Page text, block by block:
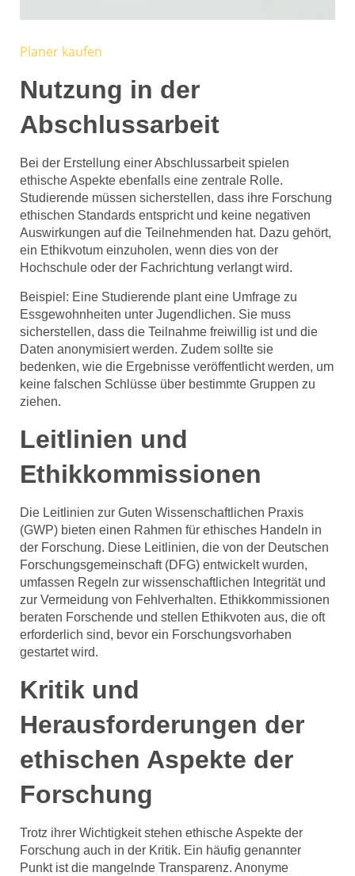
Planer kaufen
Nutzung in der
Abschlussarbeit
Bei der Erstellung einer Abschlussarbeit spielen
ethische Aspekte ebenfalls eine zentrale Rolle.
Studierende müssen sicherstellen, dass ihre Forschung
ethischen Standards entspricht und keine negativen
Auswirkungen auf die Teilnehmenden hat. Dazu gehört,
ein Ethikvotum einzuholen, wenn dies von der
Hochschule oder der Fachrichtung verlangt wird.
Beispiel: Eine Studierende plant eine Umfrage zu
Essgewohnheiten unter Jugendlichen. Sie muss
sicherstellen, dass die Teilnahme freiwillig ist und die
Daten anonymisiert werden. Zudem sollte sie
bedenken, wie die Ergebnisse veröffentlicht werden, um
keine falschen Schlüsse über bestimmte Gruppen zu
ziehen.
Leitlinien und
Ethikkommissionen
Die Leitlinien zur Guten Wissenschaftlichen Praxis
(GWP) bieten einen Rahmen für ethisches Handeln in
der Forschung. Diese Leitlinien, die von der Deutschen
Forschungsgemeinschaft (DFG) entwickelt wurden,
umfassen Regeln zur wissenschaftlichen Integrität und
zur Vermeidung von Fehlverhalten. Ethikkommissionen
beraten Forschende und stellen Ethikvoten aus, die oft
erforderlich sind, bevor ein Forschungsvorhaben
gestartet wird.
Kritik und
Herausforderungen der
ethischen Aspekte der
Forschung
Trotz ihrer Wichtigkeit stehen ethische Aspekte der
Forschung auch in der Kritik. Ein häufig genannter
Punkt ist die mangelnde Transparenz. Anonyme